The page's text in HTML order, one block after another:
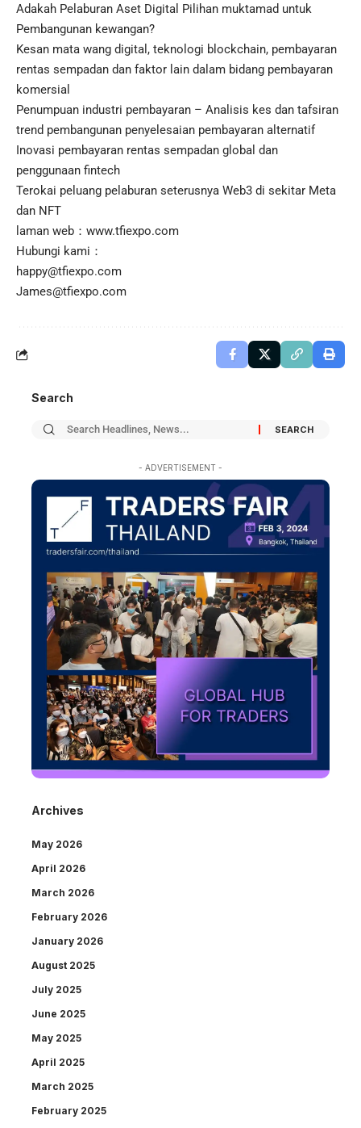
Adakah Pelaburan Aset Digital Pilihan muktamad untuk
Pembangunan kewangan?
Kesan mata wang digital, teknologi blockchain, pembayaran
rentas sempadan dan faktor lain dalam bidang pembayaran
komersial
Penumpuan industri pembayaran – Analisis kes dan tafsiran
trend pembangunan penyelesaian pembayaran alternatif
Inovasi pembayaran rentas sempadan global dan
penggunaan fintech
Terokai peluang pelaburan seterusnya Web3 di sekitar Meta
dan NFT
laman web： www.tfiexpo.com
Hubungi kami：
happy@tfiexpo.com
James@tfiexpo.com
Search
- ADVERTISEMENT -
Archives
May 2026
April 2026
March 2026
February 2026
January 2026
August 2025
July 2025
June 2025
May 2025
April 2025
March 2025
February 2025